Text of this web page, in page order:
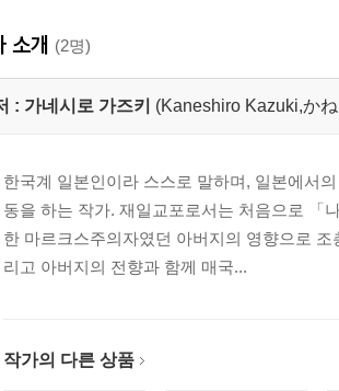
소개 (2명)
: 가네시로 가즈키 (Kaneshiro Kazuki,か
한국계 일본인이라 스스로 말하며, 일본에서
동을 하는 작가. 재일교포로서는 처음으로 「
한 마르크스주의자였던 아버지의 영향으로
리고 아버지의 전향과 함께 매국...
작가의 다른 상품